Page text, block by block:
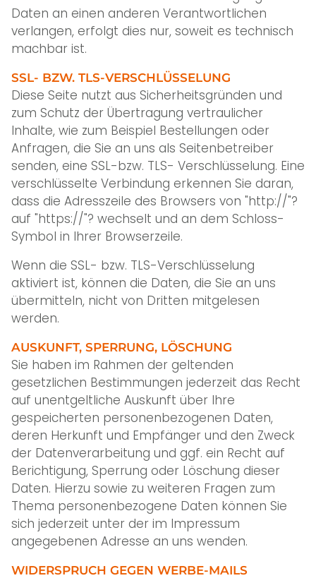
Daten an einen anderen Verantwortlichen
verlangen, erfolgt dies nur, soweit es technisch
machbar ist.
SSL- BZW. TLS-VERSCHLÜSSELUNG
Diese Seite nutzt aus Sicherheitsgründen und
zum Schutz der Übertragung vertraulicher
Inhalte, wie zum Beispiel Bestellungen oder
Anfragen, die Sie an uns als Seitenbetreiber
senden, eine SSL-bzw. TLS- Verschlüsselung. Eine
verschlüsselte Verbindung erkennen Sie daran,
dass die Adresszeile des Browsers von "http://"?
auf "https://"? wechselt und an dem Schloss-
Symbol in Ihrer Browserzeile.
Wenn die SSL- bzw. TLS-Verschlüsselung
aktiviert ist, können die Daten, die Sie an uns
übermitteln, nicht von Dritten mitgelesen
werden.
AUSKUNFT, SPERRUNG, LÖSCHUNG
Sie haben im Rahmen der geltenden
gesetzlichen Bestimmungen jederzeit das Recht
auf unentgeltliche Auskunft über Ihre
gespeicherten personenbezogenen Daten,
deren Herkunft und Empfänger und den Zweck
der Datenverarbeitung und ggf. ein Recht auf
Berichtigung, Sperrung oder Löschung dieser
Daten. Hierzu sowie zu weiteren Fragen zum
Thema personenbezogene Daten können Sie
sich jederzeit unter der im Impressum
angegebenen Adresse an uns wenden.
WIDERSPRUCH GEGEN WERBE-MAILS